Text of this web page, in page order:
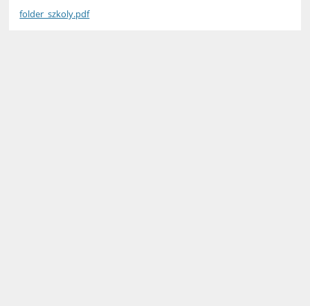
folder_szkoly.pdf